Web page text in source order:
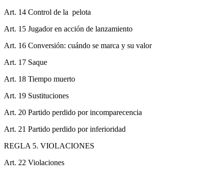
Art. 14 Control de la pelota
Art. 15 Jugador en acción de lanzamiento
Art. 16 Conversión: cuándo se marca y su valor
Art. 17 Saque
Art. 18 Tiempo muerto
Art. 19 Sustituciones
Art. 20 Partido perdido por incomparecencia
Art. 21 Partido perdido por inferioridad
REGLA 5. VIOLACIONES
Art. 22 Violaciones